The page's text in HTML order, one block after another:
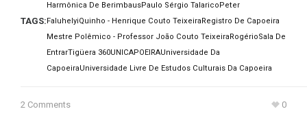
TAGS:
Harmônica De BerimbausPaulo Sérgio Talarico Peter
FaluhelyiQuinho - Henrique Couto Teixeira Registro De Capoeira
Mestre Polêmico - Professor João Couto Teixeira RogérioSala De
EntrarTigüera 360UNICAPOEIRAUniversidade Da
CapoeiraUniversidade Livre De Estudos Culturais Da Capoeira
2 Comments 0